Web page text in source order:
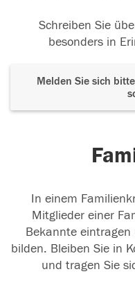
Schreiben Sie
besonders in
Melden Sie sich
In einem
Mitglieder einer
Bekannte eintragen
bilden. Bleiben Sie in
und tragen Sie